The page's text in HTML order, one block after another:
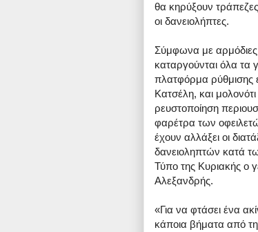
θα κηρύξουν
οι δανειολήπτες.
Σύμφωνα με αρμόδιες
καταργούνται όλα τα
πλατφόρμα ρύθμισης
Κατσέλη, και
ρευστοποίηση
φαρέτρα των
έχουν αλλάξει οι
δανειοληπτών κατά
Τύπο της Κυριακής ο
Αλεξανδρής.
«Για να φτάσει ένα
κάποια βήματα από